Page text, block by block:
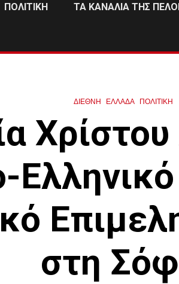
ΠΟΛΙΤΙΚΗ ΤΑ ΚΑΝΑΛΙΑ ΤΗΣ
ΔΙΕΘΝΉ ΕΛΛΑΔΑ ΠΟΛΙΤΙΚΗ
στη